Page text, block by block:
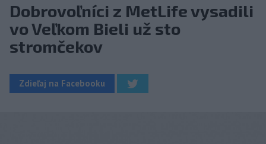
Dobrovoľníci z MetLife vysadili
vo Veľkom Bieli už sto
stromčekov
Zdieľaj na Facebooku